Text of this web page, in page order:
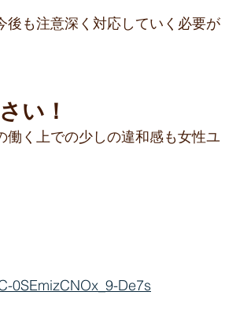
も注意深く対応していく必要が
い！
く上での少しの違和感も女性ユ
0SEmizCNOx_9-De7s